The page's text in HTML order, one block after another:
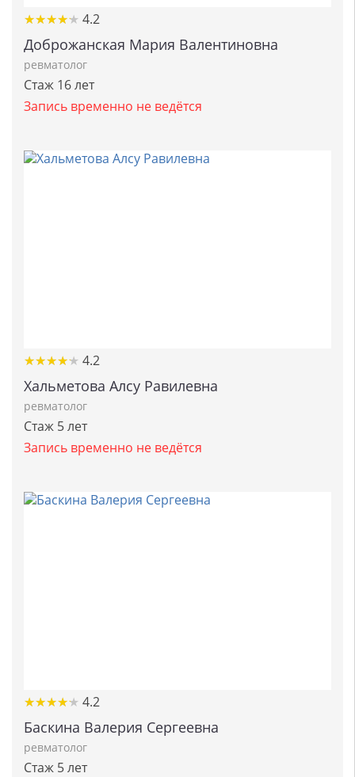
★★★★★
★★★★★ 4.2
Доброжанская Мария Валентиновна
ревматолог
Стаж 16 лет
Запись временно не ведётся
★★★★★
★★★★★ 4.2
Хальметова Алсу Равилевна
ревматолог
Стаж 5 лет
Запись временно не ведётся
★★★★★
★★★★★ 4.2
Баскина Валерия Сергеевна
ревматолог
Стаж 5 лет